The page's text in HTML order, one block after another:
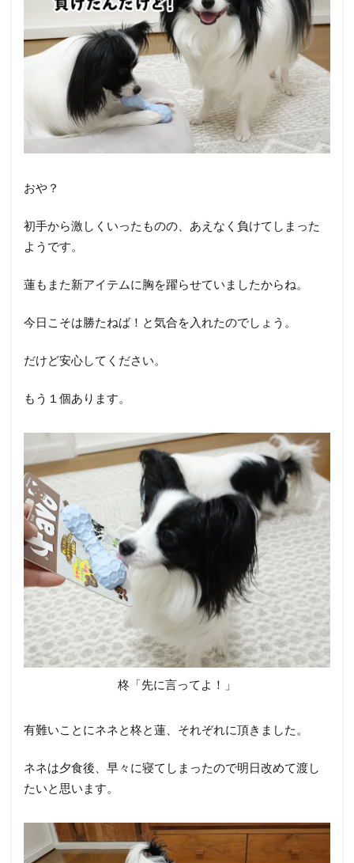
おや？
初手から激しくいったものの、あえなく負けてしまった
ようです。
蓮もまた新アイテムに胸を躍らせていましたからね。
今日こそは勝たねば！と気合を入れたのでしょう。
だけど安心してください。
もう１個あります。
柊「先に言ってよ！」
有難いことにネネと柊と蓮、それぞれに頂きました。
ネネは夕食後、早々に寝てしまったので明日改めて渡し
たいと思います。